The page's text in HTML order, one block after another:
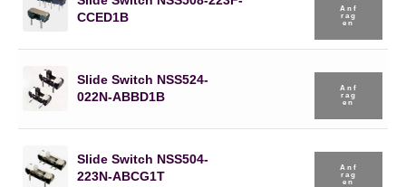
CCED1B
Anf
Rag
En
Slide Switch NSS524-
022N-ABBD1B
Anf
Rag
En
Slide Switch NSS504-
223N-ABCG1T
Anf
Rag
En